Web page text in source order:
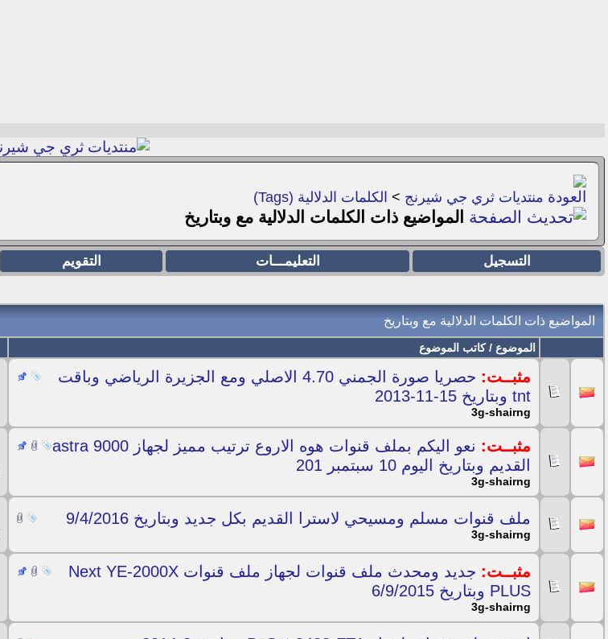
منتديات ثري جي شيرنج > الكلمات الدلالية (Tags)
المواضيع ذات الكلمات الدلالية مع وبتاريخ
التسجيل التعليمـــات التقويم
المواضيع ذات الكلمات الدلالية مع وبتاريخ
الموضوع / كاتب الموضوع
مثبــت:
حصريا صورة الجمني 4.70 الاصلي ومع الجزيرة الرياضي وباقت
tnt وبتاريخ 15-11-2013
3g-shairng
مثبــت:
نعو اليكم بملف قنوات هوه الاروع ترتيب مميز لجهاز astra 9000
القديم وبتاريخ اليوم 10 سبتمبر 201
3g-shairng
ملف قنوات مسلم ومسيحي لاسترا القديم بكل جديد وبتاريخ 9/4/2016
3g-shairng
مثبــت:
جديد ومحدث ملف قنوات لجهاز ملف قنوات Next YE-2000X
PLUS وبتاريخ 6/9/2015
3g-shairng